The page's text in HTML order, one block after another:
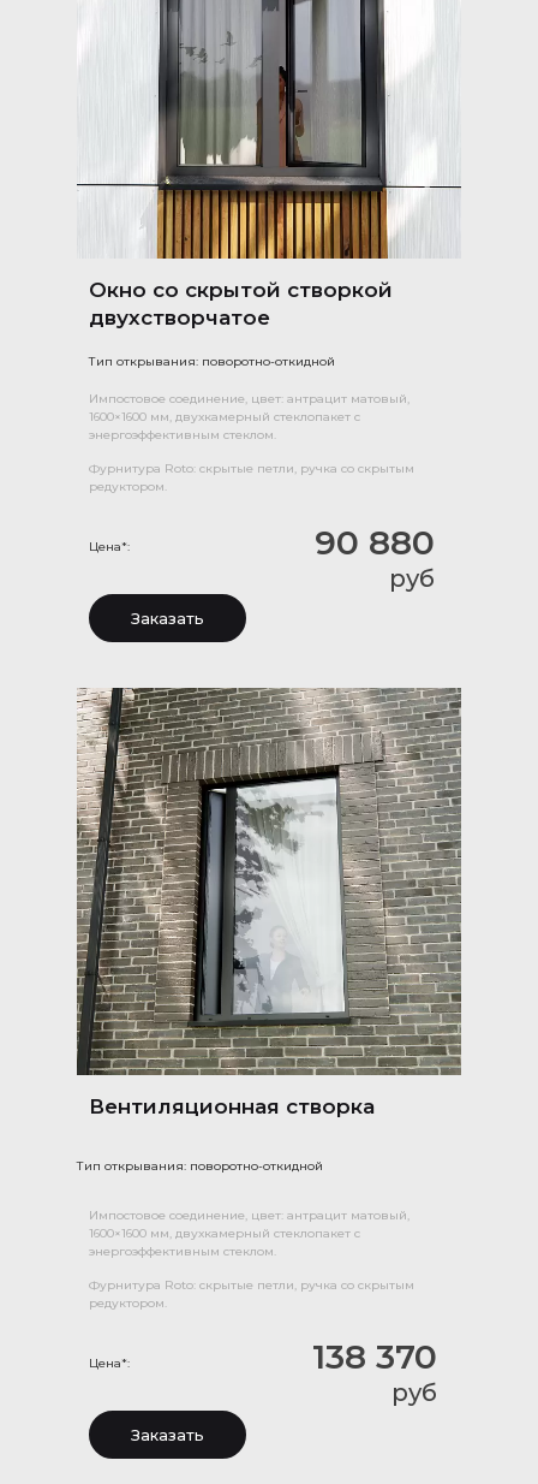
Окно со скрытой створкой
двухстворчатое
Тип открывания: поворотно-откидной
Цена*:
Импостовое соединение, цвет: антрацит матовый,
1600×1600 мм, двухкамерный стеклопакет с
энергоэффективным стеклом.
Фурнитура Roto: скрытые петли, ручка со скрытым
редуктором.
Заказать
90 880
руб
Тип открывания: поворотно-откидной
Вентиляционная створка
Импостовое соединение, цвет: антрацит матовый,
1600×1600 мм, двухкамерный стеклопакет с
энергоэффективным стеклом.
Фурнитура Roto: скрытые петли, ручка со скрытым
редуктором.
руб
138 370
Цена*:
Заказать